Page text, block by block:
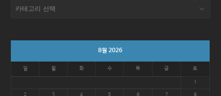
8월 2026
일 월 화 수 목 금 토
1
2 3 4 5 6 7 8